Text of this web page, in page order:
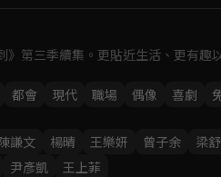
》第三季續集。更貼近生活、更有
都會 現代 職場 偶像 喜劇
謙文 楊晴 王樂妍 曾子余 梁
尹彥凱 王上菲